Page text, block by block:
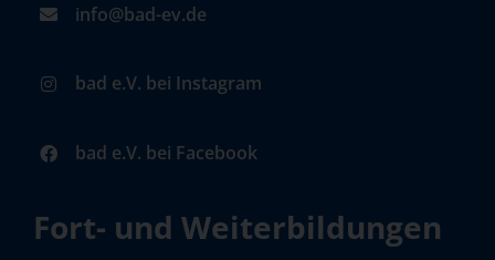
info@bad-ev.de
bad e.V. bei Instagram
bad e.V. bei Facebook
Fort- und Weiterbildungen